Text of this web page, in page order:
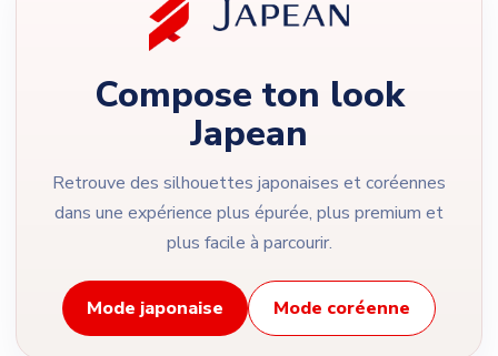
Compose ton look
Japean
Retrouve des silhouettes japonaises et coréennes
dans une expérience plus épurée, plus premium et
plus facile à parcourir.
Mode japonaise Mode coréenne